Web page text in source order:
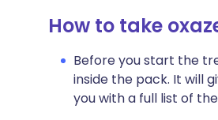
How to take
Before you start the
inside the pack. It will
you with a full list of